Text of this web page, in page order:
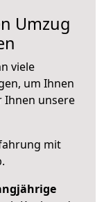
Umzug
viele
um Ihnen
Ihnen unsere
mit
.